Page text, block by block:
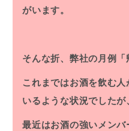
がいます。
そんな折、弊社の月例「
これまではお酒を飲む
いるような状況でしたが
最近はお酒の強いメン